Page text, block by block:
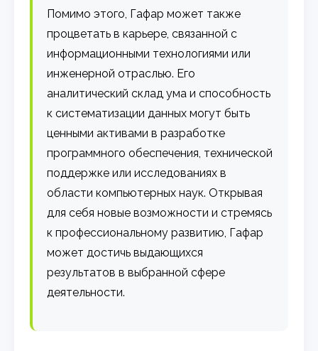
Помимо этого, Гафар может также
процветать в карьере, связанной с
информационными технологиями или
инженерной отраслью. Его
аналитический склад ума и способность
к систематизации данных могут быть
ценными активами в разработке
программного обеспечения, технической
поддержке или исследованиях в
области компьютерных наук. Открывая
для себя новые возможности и стремясь
к профессиональному развитию, Гафар
может достичь выдающихся
результатов в выбранной сфере
деятельности.